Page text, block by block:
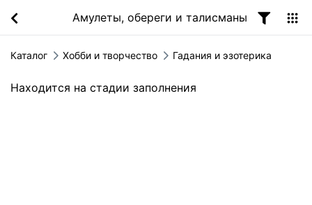
Амулеты, обереги и талисманы
Каталог Хобби и творчество Гадания и эзотерика
Находится на стадии заполнения